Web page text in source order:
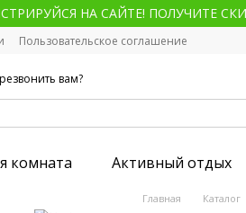
НА САЙТЕ! ПОЛУЧИТЕ
Пользовательское соглашение
вам?
комната Активный отдых
Главная Каталог